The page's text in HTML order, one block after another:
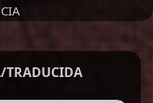
TRADUCIDA